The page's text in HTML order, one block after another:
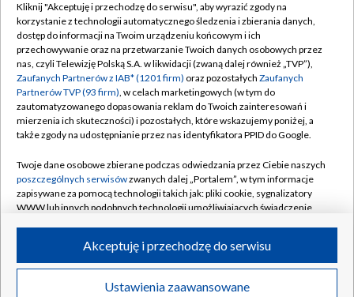
TVP
Abonament TVP
Emisja w TVP
Centrum informacji TVP
Naziemna Telewizja Cyfrowa
Rada Programowa
System NOS
Informacje o nadawcy
Program dla prasy
Regulamin TVP
Polityka prywatności
Moje zgody
Pomoc
Kontakt
Kanały
©2026 Telewizja Polska S.A. w likwidacji
Kliknij "Akceptuję i przechodzę do serwisu", aby wyrazić zgody na
korzystanie z technologii automatycznego śledzenia i zbierania danych,
dostęp do informacji na Twoim urządzeniu końcowym i ich
przechowywanie oraz na przetwarzanie Twoich danych osobowych przez
nas, czyli Telewizję Polską S.A. w likwidacji (zwaną dalej również „TVP”),
Zaufanych Partnerów z IAB* (1201 firm) oraz pozostałych Zaufanych
Partnerów TVP (93 firm), w celach marketingowych (w tym do
zautomatyzowanego dopasowania reklam do Twoich zainteresowań i
mierzenia ich skuteczności) i pozostałych, które wskazujemy poniżej, a
także zgody na udostępnianie przez nas identyfikatora PPID do Google.
Twoje dane osobowe zbierane podczas odwiedzania przez Ciebie naszych
poszczególnych serwisówzwanych dalej „Portalem”, w tym informacje
zapisywane za pomocą technologii takich jak: pliki cookie, sygnalizatory
WWW lub innych podobnych technologii umożliwiających świadczenie
ruchu w Internecie.
Twoje dane osobowe zbierane podczas odwiedzania przez Ciebie
poszczególnych serwisówna Portalu, takie jak adresy IP, identyfikatory
Ustawienia zaawansowane
Akceptuję i przechodzę do serwisu